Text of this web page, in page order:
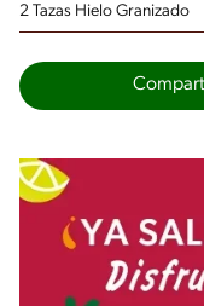
2 Tazas Hielo Granizado